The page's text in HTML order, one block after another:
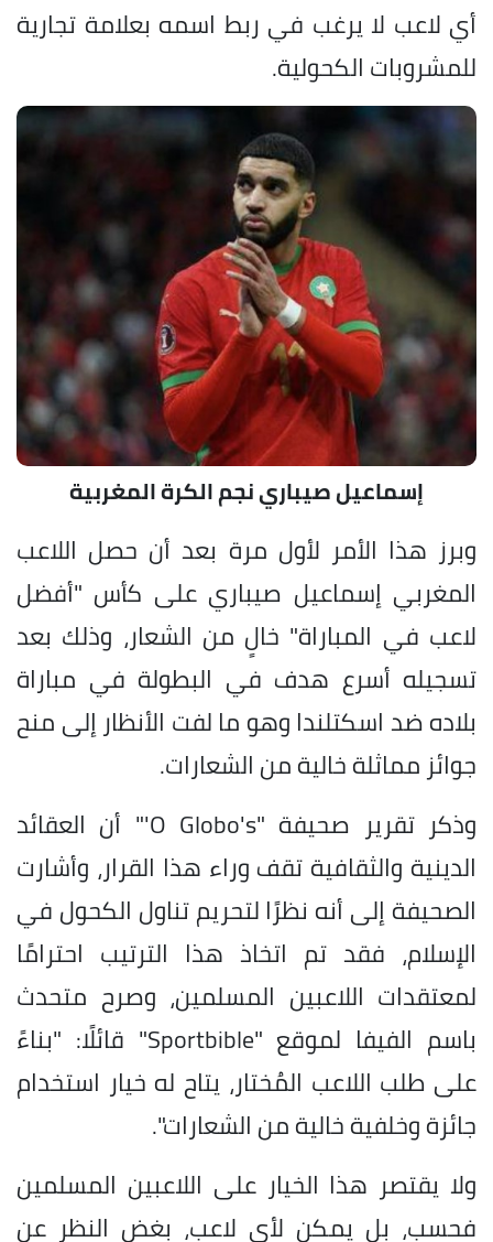
أي لاعب لا يرغب في ربط اسمه بعلامة تجارية
للمشروبات الكحولية.
إسماعيل صيباري نجم الكرة المغربية
وبرز هذا الأمر لأول مرة بعد أن حصل اللاعب
المغربي إسماعيل صيباري على كأس "أفضل
لاعب في المباراة" خالٍ من الشعار، وذلك بعد
تسجيله أسرع هدف في البطولة في مباراة
بلاده ضد اسكتلندا وهو ما لفت الأنظار إلى منح
جوائز مماثلة خالية من الشعارات.
وذكر تقرير صحيفة "O Globo's'" أن العقائد
الدينية والثقافية تقف وراء هذا القرار، وأشارت
الصحيفة إلى أنه نظرًا لتحريم تناول الكحول في
الإسلام، فقد تم اتخاذ هذا الترتيب احترامًا
لمعتقدات اللاعبين المسلمين، وصرح متحدث
باسم الفيفا لموقع "Sportbible" قائلًا: "بناءً
على طلب اللاعب المُختار، يتاح له خيار استخدام
جائزة وخلفية خالية من الشعارات".
ولا يقتصر هذا الخيار على اللاعبين المسلمين
فحسب، بل يمكن لأي لاعب، بغض النظر عن